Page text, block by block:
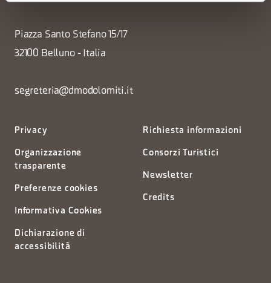
Piazza Santo Stefano 15/17
32100 Belluno - Italia
segreteria@dmodolomiti.it
Privacy
Organizzazione
trasparente
Preferenze cookies
Informativa Cookies
Dichiarazione di
accessibilità
Richiesta informazioni
Consorzi Turistici
Newsletter
Credits